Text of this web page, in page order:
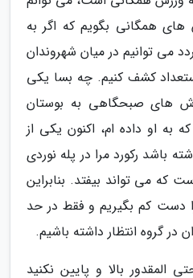
های همگانی بگویم که اگر به
می توانیم در میان شهروندان
کشف کنیم. چه بسا یکی
های صبحگاهی به بوستان
به او داده ام، اکنون یکی از
باشد رکورد مرا در پله نوردی
که می تواند بیفتد. بنابراین
دست کم بگیریم و فقط در حد
گروه انتظار داشته باشیم.
المقدور بالا و پایین نکنید